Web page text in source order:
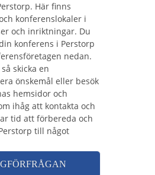
Här finns
konferenslokaler i
och inriktningar. Du
konferens i Perstorp
nedan.
skicka en
önskemål eller besök
hemsidor och
ihåg att kontakta och
tid att förbereda och
till något